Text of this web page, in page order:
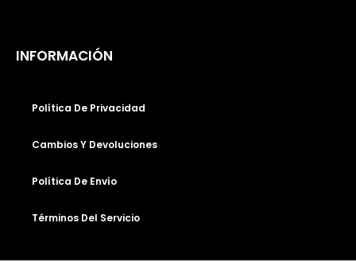
INFORMACIÓN
Política De Privacidad
Cambios Y Devoluciones
Política De Envío
Términos Del Servicio